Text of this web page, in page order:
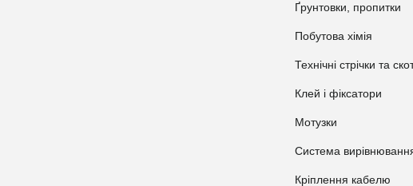
Ґрунтовки, пропитки
Побутова хімія
Технічні стрічки та
Клей і фіксатори
Мотузки
Система
Кріплення кабелю